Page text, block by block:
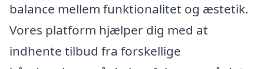
balance mellem funktionalitet og æstetik.
Vores platform hjælper dig med at
indhente tilbud fra forskellige